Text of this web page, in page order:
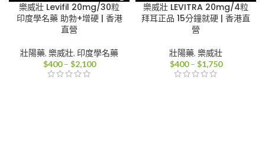
樂威壯 Levifil 20mg/30粒
印度學名藥 助勃+增硬 | 香港
直營
壯陽藥, 樂威壯, 印度學名藥
$400 – $2,100價
樂威壯 LEVITRA 20mg/4粒
拜耳正品 15分鐘就硬 | 香港直
營
壯陽藥, 樂威壯
$400 – $1,750價